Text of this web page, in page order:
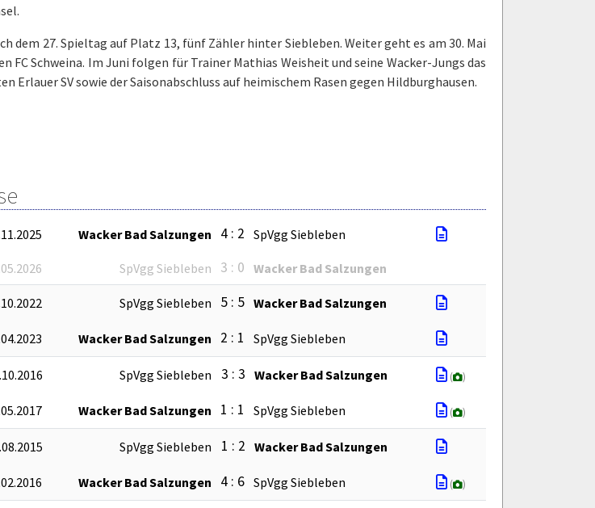
dem 27. Spieltag auf Platz 13, fünf Zähler hinter Siebleben. Weiter geht es am 30. Mai
FC Schweina. Im Juni folgen für Trainer Mathias Weisheit und seine Wacker-Jungs das
Erlauer SV sowie der Saisonabschluss auf heimischem Rasen gegen Hildburghausen.
Wacker Bad Salzungen 4 : 2 SpVgg Siebleben
SpVgg Siebleben 3 : 0 Wacker Bad Salzungen
SpVgg Siebleben 5 : 5 Wacker Bad Salzungen
Wacker Bad Salzungen 2 : 1 SpVgg Siebleben
SpVgg Siebleben 3 : 3 Wacker Bad Salzungen ( )
Wacker Bad Salzungen 1 : 1 SpVgg Siebleben ( )
SpVgg Siebleben 1 : 2 Wacker Bad Salzungen
Wacker Bad Salzungen 4 : 6 SpVgg Siebleben ( )